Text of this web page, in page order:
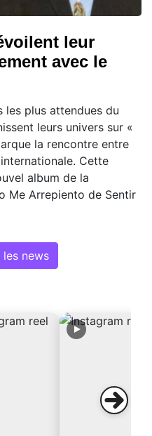
leur
avec le
les plus attendues du
leurs univers sur «
la rencontre entre
Cette
album de la
Me Arrepiento de Sentir
news